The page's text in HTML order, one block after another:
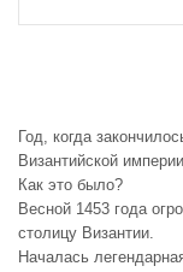
Год, когда
Византийской
Как это было?
Весной 1453 года
столицу Византии.
Началась